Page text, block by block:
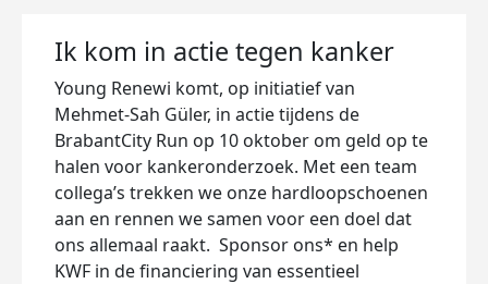
Ik kom in actie tegen kanker
Young Renewi komt, op initiatief van
Mehmet-Sah Güler, in actie tijdens de
BrabantCity Run op 10 oktober om geld op te
halen voor kankeronderzoek. Met een team
collega’s trekken we onze hardloopschoenen
aan en rennen we samen voor een doel dat
ons allemaal raakt. Sponsor ons* en help
KWF in de financiering van essentieel